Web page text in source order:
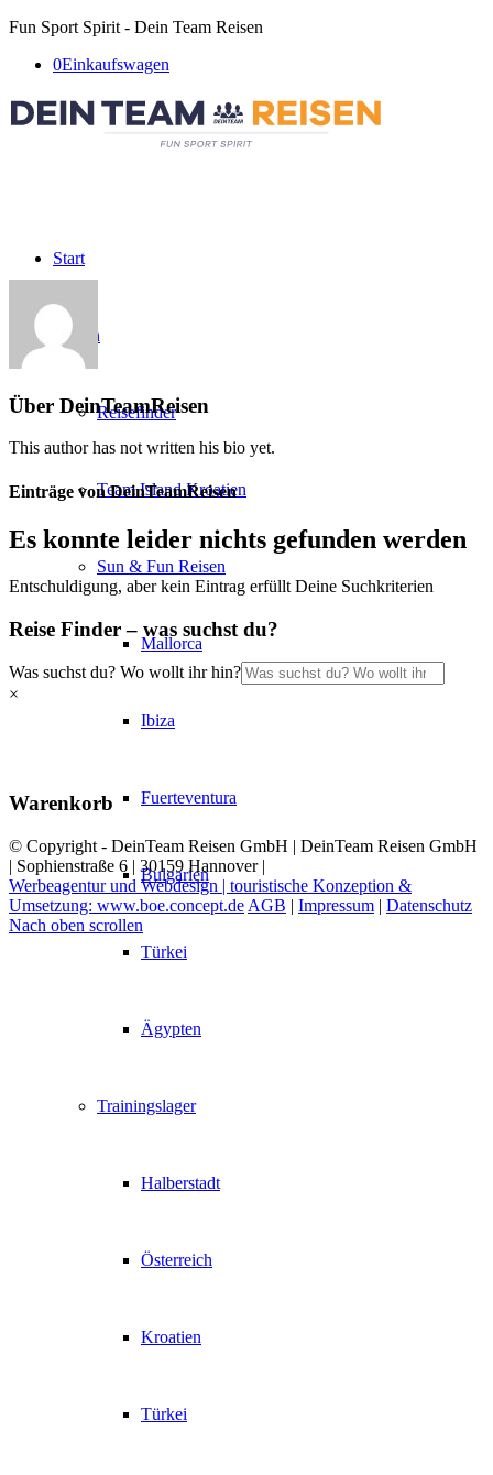
Fun Sport Spirit - Dein Team Reisen
0Einkaufswagen
Start
Reisen
Reisefinder
Team Island Kroatien
Sun & Fun Reisen
Mallorca
Ibiza
Fuerteventura
Bulgarien
Türkei
Ägypten
Trainingslager
Halberstadt
Österreich
Kroatien
Türkei
Über DeinTeamReisen
This author has not written his bio yet.
Einträge von DeinTeamReisen
Es konnte leider nichts gefunden werden
Entschuldigung, aber kein Eintrag erfüllt Deine Suchkriterien
Reise Finder – was suchst du?
Was suchst du? Wo wollt ihr hin?
×
Warenkorb
© Copyright - DeinTeam Reisen GmbH | DeinTeam Reisen GmbH
| Sophienstraße 6 | 30159 Hannover |
Werbeagentur und Webdesign | touristische Konzeption &
Umsetzung: www.boe.concept.de AGB | Impressum | Datenschutz
Nach oben scrollen